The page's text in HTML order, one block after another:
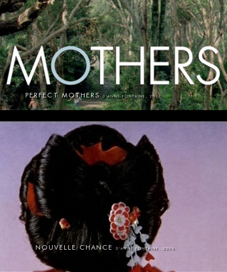
PERFECT MOTHERS D'ANNE FONTAINE, 2011
NOUVELLE CHANCE D'ANNE FONTAINE, 2005